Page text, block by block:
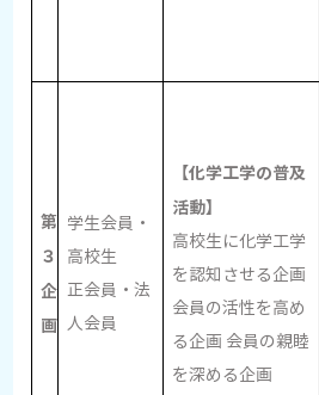
第
３
企
画
学生会員・
高校生
正会員・法
人会員
【化学工学の普及
活動】
高校生に化学工学
を認知させる企画
会員の活性を高め
る企画 会員の親睦
を深める企画